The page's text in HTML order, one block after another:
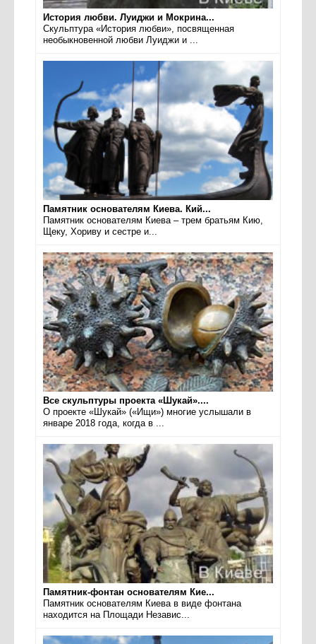
История любви. Луиджи и Мокрина...
Скульптура «История любви», посвященная
необыкновенной любви Луиджи и ...
Памятник основателям Киева. Кий...
Памятник основателям Киева – трем братьям Кию,
Щеку, Хориву и сестре и...
Все скульптуры проекта «Шукай»....
О проекте «Шукай» («Ищи») многие услышали в
январе 2018 года, когда в ...
Памятник-фонтан основателям Кие...
Памятник основателям Киева в виде фонтана
находится на Площади Независ...